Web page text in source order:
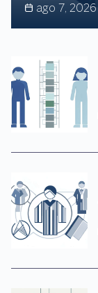
ago 7, 2026